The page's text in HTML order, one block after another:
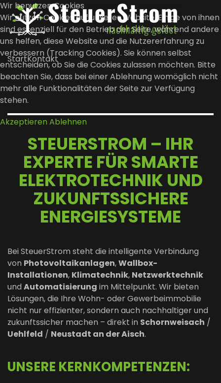
Zum Hauptinhalt springen
StartKontakt
STEUERSTROM – IHR
EXPERTE FÜR SMARTE
ELEKTROTECHNIK UND
ZUKUNFTSSICHERE
ENERGIESYSTEME
Bei SteuerStrom steht die intelligente Verbindung
von Photovoltaikanlagen,Wallbox-
Installationen, Klimatechnik, Netzwerktechnik
und Automatisierung im Mittelpunkt. Wir bieten
Lösungen, die Ihre Wohn- oder Gewerbeimmobilie
nicht nur effizienter, sondern auch nachhaltiger und
zukunftssicher machen – direkt in Schornweisach /
Uehlfeld / Neustadt an der Aisch.
UNSERE KERNKOMPETENZEN:
Wir benutzen Cookies
Wir nutzen Cookies auf unserer Website. Einige von ihnen
sind essenziell für den Betrieb der Seite, während andere
uns helfen, diese Website und die Nutzererfahrung zu
verbessern (Tracking Cookies). Sie können selbst
entscheiden, ob Sie die Cookies zulassen möchten. Bitte
beachten Sie, dass bei einer Ablehnung womöglich nicht
mehr alle Funktionalitäten der Seite zur Verfügung
stehen.
Akzeptieren Ablehnen